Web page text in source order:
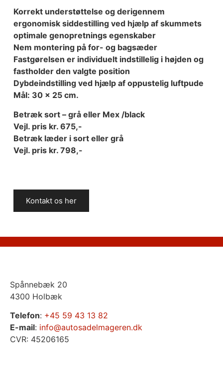
Korrekt understøttelse og derigennem
ergonomisk siddestilling ved hjælp af skummets
optimale genopretnings egenskaber
Nem montering på for- og bagsæder
Fastgørelsen er individuelt indstillelig i højden og
fastholder den valgte position
Dybdeindstilling ved hjælp af oppustelig luftpude
Mål: 30 x 25 cm.
Betræk sort – grå eller Mex /black
Vejl. pris kr. 675,-
Betræk læder i sort eller grå
Vejl. pris kr. 798,-
Kontakt os her
Spånnebæk 20
4300 Holbæk
Telefon: +45 59 43 13 82
E-mail: info@autosadelmageren.dk
CVR: 45206165